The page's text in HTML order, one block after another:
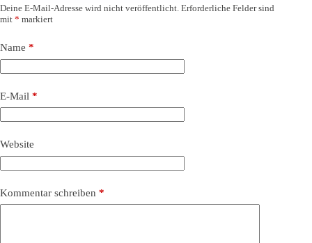
Deine E-Mail-Adresse wird nicht veröffentlicht. Erforderliche Felder sind
mit * markiert
Name *
E-Mail *
Website
Kommentar schreiben *